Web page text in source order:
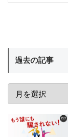
過去の記事